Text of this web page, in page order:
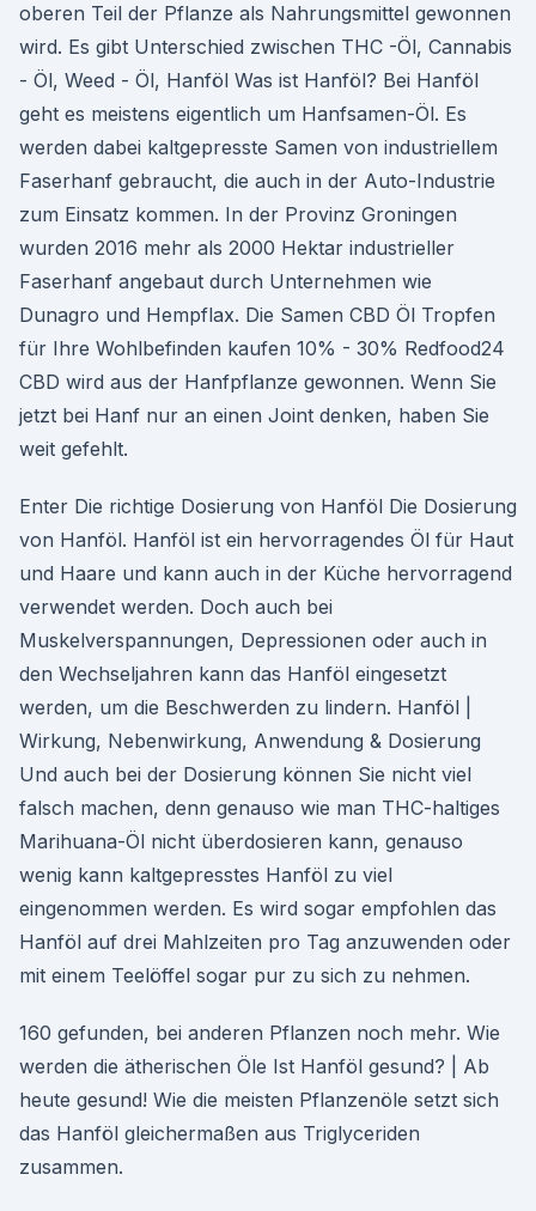
oberen Teil der Pflanze als Nahrungsmittel gewonnen
wird. Es gibt Unterschied zwischen THC -Öl, Cannabis
- Öl, Weed - Öl, Hanföl Was ist Hanföl? Bei Hanföl
geht es meistens eigentlich um Hanfsamen-Öl. Es
werden dabei kaltgepresste Samen von industriellem
Faserhanf gebraucht, die auch in der Auto-Industrie
zum Einsatz kommen. In der Provinz Groningen
wurden 2016 mehr als 2000 Hektar industrieller
Faserhanf angebaut durch Unternehmen wie
Dunagro und Hempflax. Die Samen CBD Öl Tropfen
für Ihre Wohlbefinden kaufen 10% - 30% Redfood24
CBD wird aus der Hanfpflanze gewonnen. Wenn Sie
jetzt bei Hanf nur an einen Joint denken, haben Sie
weit gefehlt.
Enter Die richtige Dosierung von Hanföl Die Dosierung
von Hanföl. Hanföl ist ein hervorragendes Öl für Haut
und Haare und kann auch in der Küche hervorragend
verwendet werden. Doch auch bei
Muskelverspannungen, Depressionen oder auch in
den Wechseljahren kann das Hanföl eingesetzt
werden, um die Beschwerden zu lindern. Hanföl |
Wirkung, Nebenwirkung, Anwendung & Dosierung
Und auch bei der Dosierung können Sie nicht viel
falsch machen, denn genauso wie man THC-haltiges
Marihuana-Öl nicht überdosieren kann, genauso
wenig kann kaltgepresstes Hanföl zu viel
eingenommen werden. Es wird sogar empfohlen das
Hanföl auf drei Mahlzeiten pro Tag anzuwenden oder
mit einem Teelöffel sogar pur zu sich zu nehmen.
160 gefunden, bei anderen Pflanzen noch mehr. Wie
werden die ätherischen Öle Ist Hanföl gesund? | Ab
heute gesund! Wie die meisten Pflanzenöle setzt sich
das Hanföl gleichermaßen aus Triglyceriden
zusammen.